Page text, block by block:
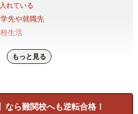
れている
先や就職先
生活
なる評判を紹介
値や特徴まとめ
もっと見る
なら難関校へも逆転合格！